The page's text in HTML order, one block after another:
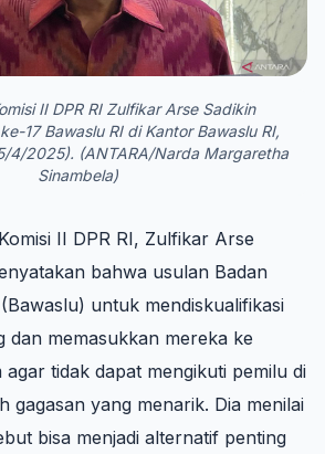
II DPR RI Zulfikar Arse Sadikin
17 Bawaslu RI di Kantor Bawaslu RI,
4/2025). (ANTARA/Narda Margaretha
Sinambela)
II DPR RI, Zulfikar Arse
bahwa usulan Badan
untuk mendiskualifikasi
dan memasukkan mereka ke
tidak dapat mengikuti pemilu di
gagasan yang menarik. Dia menilai
bisa menjadi alternatif penting